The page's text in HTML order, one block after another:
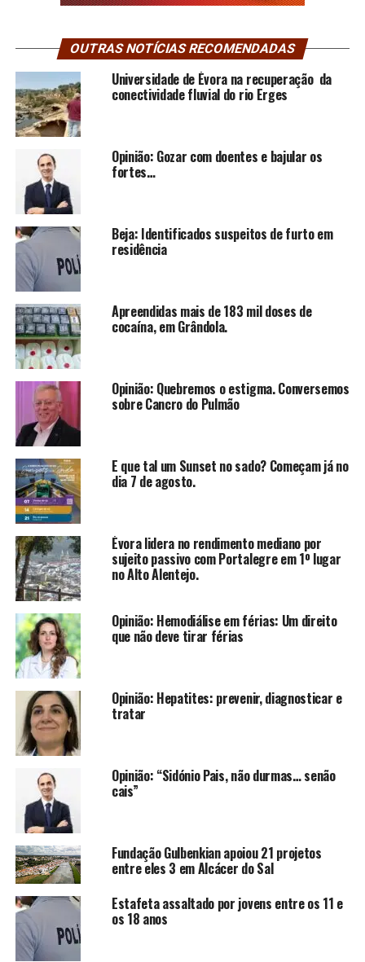
OUTRAS NOTÍCIAS RECOMENDADAS
Universidade de Évora na recuperação da
conectividade fluvial do rio Erges
Opinião: Gozar com doentes e bajular os
fortes…
Beja: Identificados suspeitos de furto em
residência
Apreendidas mais de 183 mil doses de
cocaína, em Grândola.
Opinião: Quebremos o estigma. Conversemos
sobre Cancro do Pulmão
E que tal um Sunset no sado? Começam já no
dia 7 de agosto.
Évora lidera no rendimento mediano por
sujeito passivo com Portalegre em 1º lugar
no Alto Alentejo.
Opinião: Hemodiálise em férias: Um direito
que não deve tirar férias
Opinião: Hepatites: prevenir, diagnosticar e
tratar
Opinião: “Sidónio Pais, não durmas… senão
cais”
Fundação Gulbenkian apoiou 21 projetos
entre eles 3 em Alcácer do Sal
Estafeta assaltado por jovens entre os 11 e
os 18 anos